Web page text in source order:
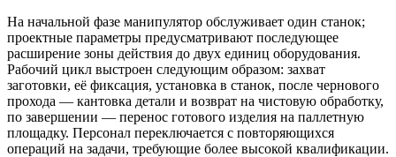
На начальной фазе манипулятор обслуживает один станок;
проектные параметры предусматривают последующее
расширение зоны действия до двух единиц оборудования.
Рабочий цикл выстроен следующим образом: захват
заготовки, её фиксация, установка в станок, после чернового
прохода — кантовка детали и возврат на чистовую обработку,
по завершении — перенос готового изделия на паллетную
площадку. Персонал переключается с повторяющихся
операций на задачи, требующие более высокой квалификации.